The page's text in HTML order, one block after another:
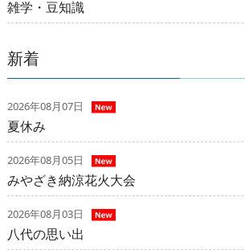
雑学・豆知識
新着
2026年08月07日
夏休み
2026年08月05日
みやざき納涼花火大会
2026年08月03日
八代の思い出